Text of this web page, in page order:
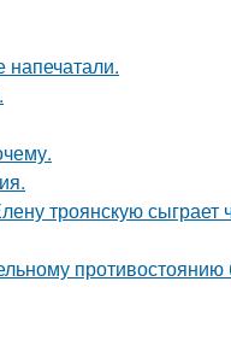
напечатали.
троянскую сыграет
противостоянию